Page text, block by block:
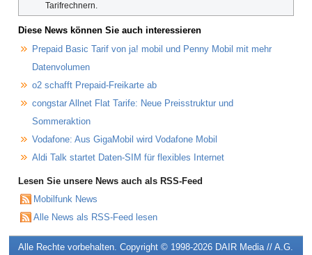
Tarifrechnern.
Diese News können Sie auch interessieren
Prepaid Basic Tarif von ja! mobil und Penny Mobil mit mehr
Datenvolumen
o2 schafft Prepaid-Freikarte ab
congstar Allnet Flat Tarife: Neue Preisstruktur und
Sommeraktion
Vodafone: Aus GigaMobil wird Vodafone Mobil
Aldi Talk startet Daten-SIM für flexibles Internet
Lesen Sie unsere News auch als RSS-Feed
Mobilfunk News
Alle News als RSS-Feed lesen
Alle Rechte vorbehalten. Copyright © 1998-2026 DAIR Media // A.G.